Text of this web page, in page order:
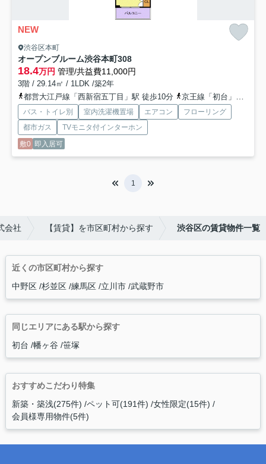
NEW
渋谷区本町
オープンブルーム渋谷本町308
18.4万円 管理/共益費11,000円
3階 / 29.14㎡ / 1LDK /築2年
都営大江戸線「西新宿五丁目」駅 徒歩10分
京王線「初台」駅 徒歩14分
バス・トイレ別 室内洗濯機置場 エアコン
フローリング
都市ガス
TVモニタ付インターホン
敷0 即入居可
1
会社 【賃貸】を市区町村から探す 渋谷区の賃貸物件一覧
近くの市区町村から探す
中野区 杉並区 練馬区 立川市 武蔵野市
同じエリアにある駅から探す
初台 幡ヶ谷 笹塚
おすすめこだわり特集
新築・築浅(275件) ペット可(191件) 女性限定(15件)
会員様専用物件(5件)